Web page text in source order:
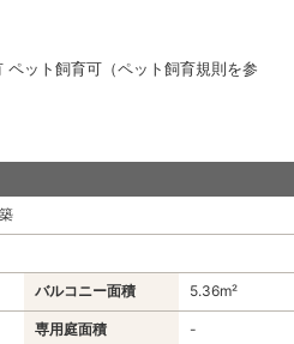
ット飼育可（ペット飼育規則を参
バルコニー面積 5.36m²
専用庭面積 -